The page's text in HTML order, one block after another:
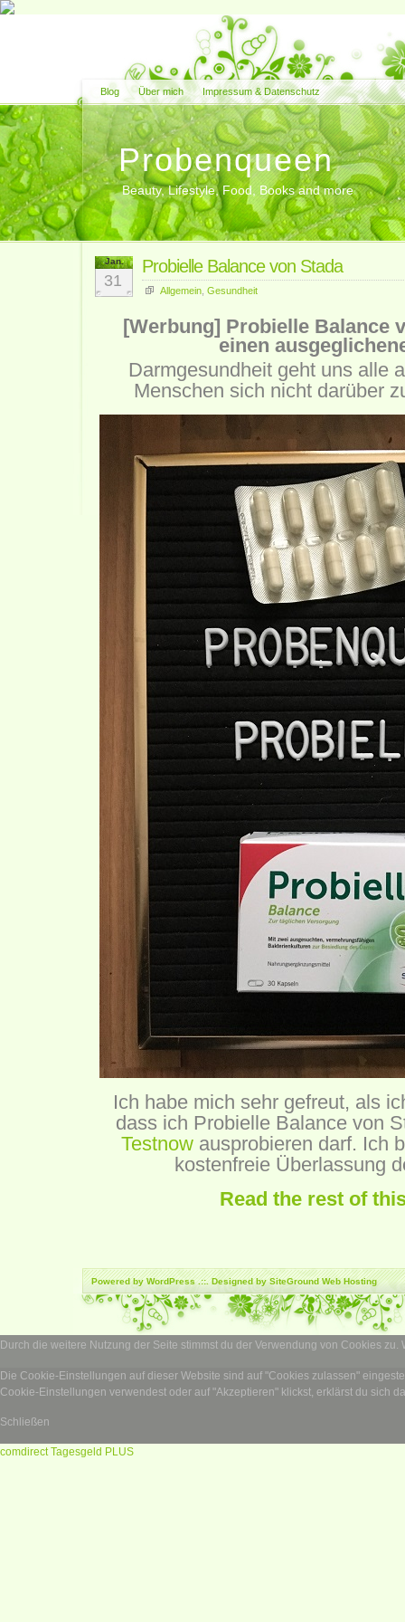
Blog Über mich Impressum & Datenschutz
Probenqueen
Beauty, Lifestyle, Food, Books and more
Jan.
31
Probielle Balance von Stada
Allgemein Gesundheit
[Werbung] Probielle Balance
einen
Darmgesundheit geht uns alle
Menschen sich nicht darüber
Ich habe mich sehr gefreut, als
dass ich Probielle Balance von
Testnowausprobieren darf. Ich
kostenfreie Überlassung
Read the rest of
Powered byWordPress.::. Designed by SiteGroundWeb Hosting
Durch die weitere Nutzung der Seite stimmst du der Verwendung von Cookies zu.
Die Cookie-Einstellungen auf dieser Website sind auf "Cookies zulassen"
Cookie-Einstellungen verwendest oder auf "Akzeptieren" klickst, erklärst du sich
Schließen
comdirect Tagesgeld PLUS